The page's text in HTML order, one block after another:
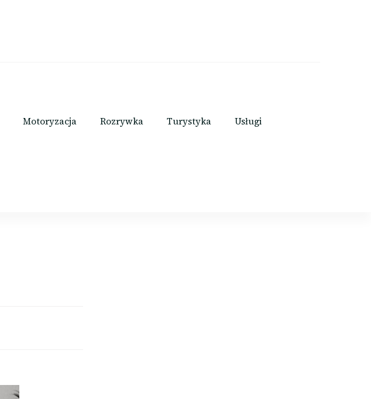
Motoryzacja Rozrywka Turystyka Usługi